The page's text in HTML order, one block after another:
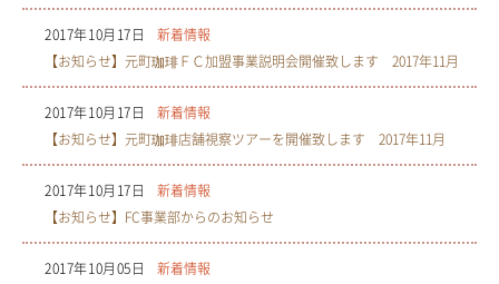
2017年10月17日
新着情報
【お知らせ】元町珈琲ＦＣ加盟事業説明会開催致します 2017年11月
2017年10月17日
新着情報
【お知らせ】元町珈琲店舗視察ツアーを開催致します 2017年11月
2017年10月17日
新着情報
【お知らせ】FC事業部からのお知らせ
2017年10月05日
新着情報